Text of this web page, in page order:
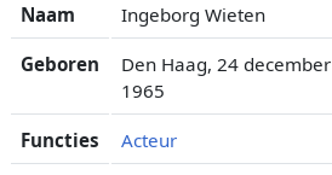
Naam Ingeborg Wieten
Geboren
Den Haag, 24 december
1965
Functies Acteur